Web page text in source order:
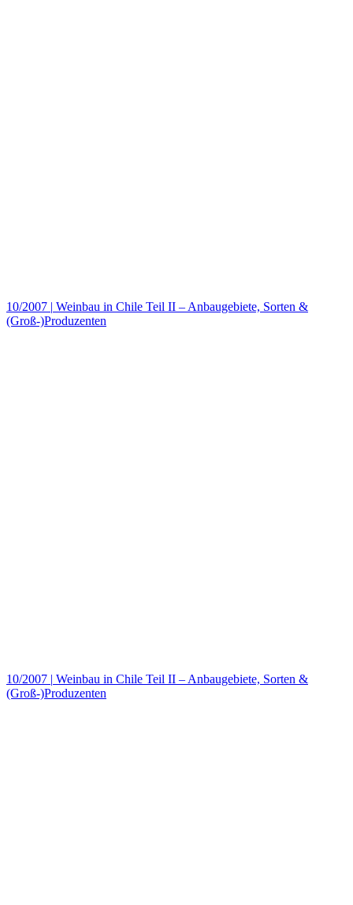
10/2007 | Weinbau in Chile Teil II – Anbaugebiete, Sorten &
(Groß-)Produzenten
10/2007 | Weinbau in Chile Teil II – Anbaugebiete, Sorten &
(Groß-)Produzenten